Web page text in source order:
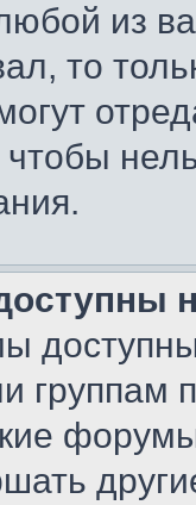
из
то
чтобы
группам